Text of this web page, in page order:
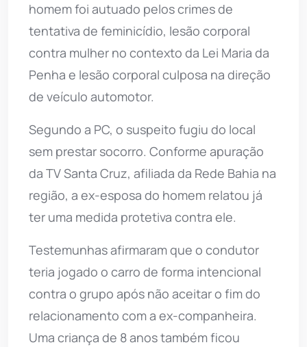
homem foi autuado pelos crimes de
tentativa de feminicídio, lesão corporal
contra mulher no contexto da Lei Maria da
Penha e lesão corporal culposa na direção
de veículo automotor.
Segundo a PC, o suspeito fugiu do local
sem prestar socorro. Conforme apuração
da TV Santa Cruz, afiliada da Rede Bahia na
região, a ex-esposa do homem relatou já
ter uma medida protetiva contra ele.
Testemunhas afirmaram que o condutor
teria jogado o carro de forma intencional
contra o grupo após não aceitar o fim do
relacionamento com a ex-companheira.
Uma criança de 8 anos também ficou